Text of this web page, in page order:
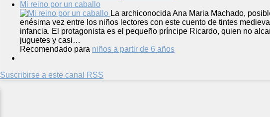
Mi reino por un caballo
La archiconocida Ana Maria Machado,
enésima vez entre los niños lectores con este cuento de tintes
infancia. El protagonista es el pequeño príncipe Ricardo, quien no
juguetes y casi…
Recomendado para niños a partir de 6 años
Suscribirse a este canal RSS